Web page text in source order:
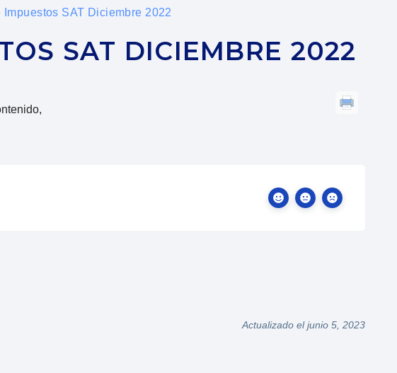
Impuestos SAT Diciembre 2022
SAT DICIEMBRE 2022
Actualizado el junio 5, 2023